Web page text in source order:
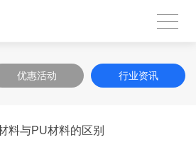
优惠活动 行业资讯
料与PU材料的区别